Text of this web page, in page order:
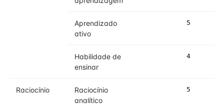
Aprendizado
ativo
5
Habilidade de
ensinar
4
Raciocínio
Raciocínio
analítico
5